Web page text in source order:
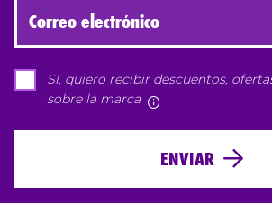
Correo electrónico
ENVIAR
Sí, quiero recibir descuentos,
sobre la marca